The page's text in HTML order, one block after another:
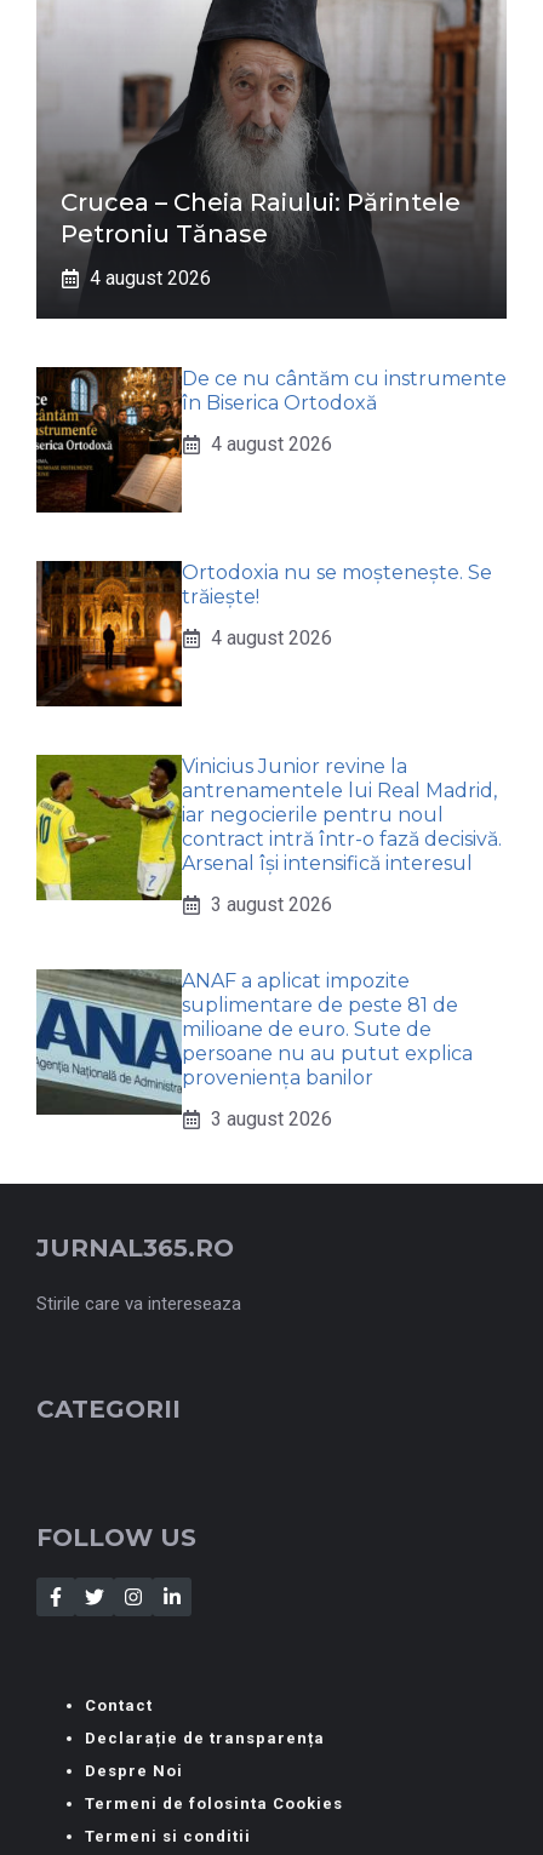
Crucea – Cheia Raiului: Părintele
Petroniu Tănase
4 august 2026
De ce nu cântăm cu instrumente
în Biserica Ortodoxă
4 august 2026
Ortodoxia nu se moștenește. Se
trăiește!
4 august 2026
Vinicius Junior revine la
antrenamentele lui Real Madrid,
iar negocierile pentru noul
contract intră într-o fază decisivă.
Arsenal își intensifică interesul
3 august 2026
ANAF a aplicat impozite
suplimentare de peste 81 de
milioane de euro. Sute de
persoane nu au putut explica
proveniența banilor
3 august 2026
JURNAL365.RO
Stirile care va intereseaza
CATEGORII
FOLLOW US
Contact
Declarație de transparența
Despre Noi
Termeni de folosinta Cookies
Termeni si conditii